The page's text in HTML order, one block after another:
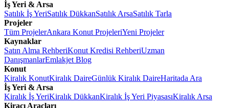
İş Yeri & Arsa
Satılık İş YeriSatılık DükkanSatılık ArsaSatılık Tarla
Projeler
Tüm ProjelerAnkara Konut ProjeleriYeni Projeler
Kaynaklar
Satın Alma RehberiKonut Kredisi RehberiUzman
DanışmanlarEmlakjet Blog
Konut
Kiralık KonutKiralık DaireGünlük Kiralık DaireHaritada Ara
İş Yeri & Arsa
Kiralık İş YeriKiralık DükkanKiralık İş Yeri PiyasasıKiralık Arsa
Kiracı Araçları